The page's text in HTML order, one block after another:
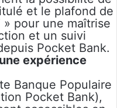
et le plafond de
» pour une maîtrise
et un suivi
Pocket Bank.
expérience
Banque Populaire
Pocket Bank),